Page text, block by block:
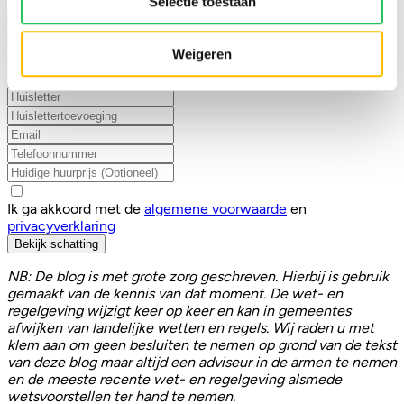
Weigeren
Zelfstandige woonruimte
Onzelfstandige woonruimte
Ik ga akkoord met de algemene voorwaarde en
privacyverklaring
Bekijk schatting
NB: De blog is met grote zorg geschreven. Hierbij is gebruik
gemaakt van de kennis van dat moment. De wet- en
regelgeving wijzigt keer op keer en kan in gemeentes
afwijken van landelijke wetten en regels. Wij raden u met
klem aan om geen besluiten te nemen op grond van de tekst
van deze blog maar altijd een adviseur in de armen te nemen
en de meeste recente wet- en regelgeving alsmede
wetsvoorstellen ter hand te nemen.